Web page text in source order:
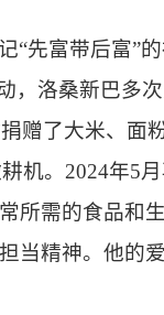
“先富带后富”
，洛桑新巴多
赠了大米、面
机。2024年5
所需的食品和
当精神。他的